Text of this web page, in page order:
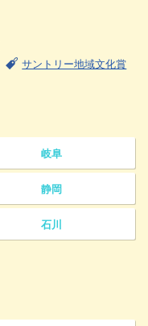
サントリー地域文化賞
岐阜
静岡
石川